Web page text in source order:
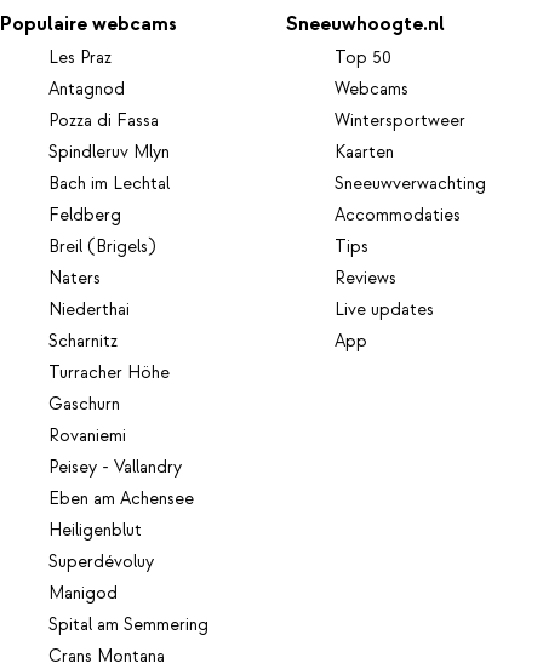
Populaire webcams
Les Praz
Antagnod
Pozza di Fassa
Spindleruv Mlyn
Bach im Lechtal
Feldberg
Breil (Brigels)
Naters
Niederthai
Scharnitz
Turracher Höhe
Gaschurn
Rovaniemi
Peisey - Vallandry
Eben am Achensee
Heiligenblut
Superdévoluy
Manigod
Spital am Semmering
Crans Montana
Sneeuwhoogte.nl
Top 50
Webcams
Wintersportweer
Kaarten
Sneeuwverwachting
Accommodaties
Tips
Reviews
Live updates
App